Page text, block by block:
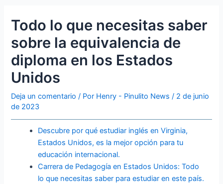
Todo lo que necesitas saber
sobre la equivalencia de
diploma en los Estados
Unidos
Deja un comentario / Por Henry - Pinulito News/ 2 de junio
de 2023
Descubre por qué estudiar inglés en Virginia,
Estados Unidos, es la mejor opción para tu
educación internacional.
Carrera de Pedagogía en Estados Unidos: Todo
lo que necesitas saber para estudiar en este país.